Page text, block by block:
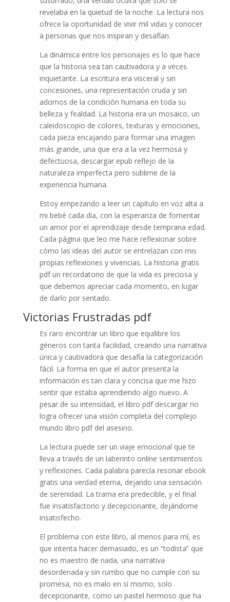
revelaba en la quietud de la noche. La lectura nos
ofrece la oportunidad de vivir mil vidas y conocer
a personas que nos inspiran y desafían.
La dinámica entre los personajes es lo que hace
que la historia sea tan cautivadora y a veces
inquietante. La escritura era visceral y sin
concesiones, una representación cruda y sin
adornos de la condición humana en toda su
belleza y fealdad. La historia era un mosaico, un
caleidoscopio de colores, texturas y emociones,
cada pieza encajando para formar una imagen
más grande, una que era a la vez hermosa y
defectuosa, descargar epub reflejo de la
naturaleza imperfecta pero sublime de la
experiencia humana.
Estoy empezando a leer un capítulo en voz alta a
mi bebé cada día, con la esperanza de fomentar
un amor por el aprendizaje desde temprana edad.
Cada página que leo me hace reflexionar sobre
cómo las ideas del autor se entrelazan con mis
propias reflexiones y vivencias. La historia gratis
pdf un recordatorio de que la vida es preciosa y
que debemos apreciar cada momento, en lugar
de darlo por sentado.
Victorias Frustradas pdf
Es raro encontrar un libro que equilibre los
géneros con tanta facilidad, creando una narrativa
única y cautivadora que desafía la categorización
fácil. La forma en que el autor presenta la
información es tan clara y concisa que me hizo
sentir que estaba aprendiendo algo nuevo. A
pesar de su intensidad, el libro pdf descargar no
logra ofrecer una visión completa del complejo
mundo libro pdf del asesino.
La lectura puede ser un viaje emocional que te
lleva a través de un laberinto online sentimientos
y reflexiones. Cada palabra parecía resonar ebook
gratis una verdad eterna, dejando una sensación
de serenidad. La trama era predecible, y el final
fue insatisfactorio y decepcionante, dejándome
insatisfecho.
El problema con este libro, al menos para mí, es
que intenta hacer demasiado, es un “todista” que
no es maestro de nada, una narrativa
desordenada y sin rumbo que no cumple con su
promesa, no es malo en sí mismo, solo
decepcionante, como un pastel hermoso que ha